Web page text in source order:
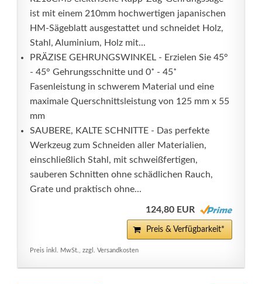
ist mit einem 210mm hochwertigen japanischen
HM-Sägeblatt ausgestattet und schneidet Holz,
Stahl, Aluminium, Holz mit...
PRÄZISE GEHRUNGSWINKEL - Erzielen Sie 45°
- 45° Gehrungsschnitte und 0˚ - 45˚
Fasenleistung in schwerem Material und eine
maximale Querschnittsleistung von 125 mm x 55
mm
SAUBERE, KALTE SCHNITTE - Das perfekte
Werkzeug zum Schneiden aller Materialien,
einschließlich Stahl, mit schweißfertigen,
sauberen Schnitten ohne schädlichen Rauch,
Grate und praktisch ohne...
124,80 EUR
Preis & Verfügbarkeit*
Preis inkl. MwSt., zzgl. Versandkosten